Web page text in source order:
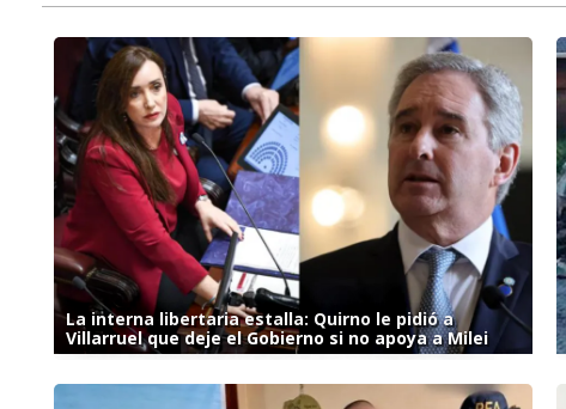
La interna libertaria estalla: Quirno le pidió a
Villarruel que deje el Gobierno si no apoya a Milei